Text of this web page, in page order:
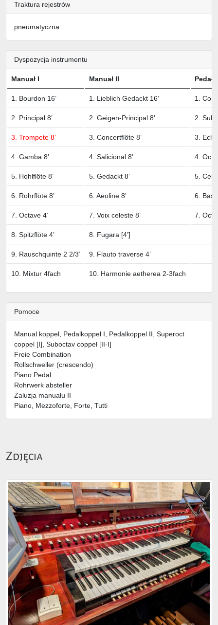
Traktura rejestrów
pneumatyczna
Dyspozycja instrumentu
Manuał I Manuał II Pedał
1. Bourdon 16’ 1. Lieblich Gedackt 16’ 1.
2. Principal 8’ 2. Geigen-Principal 8’ 2.
3. Trompete 8’ 3. Concertflöte 8’ 3.
4. Gamba 8’ 4. Salicional 8’ 4.
5. Hohlflöte 8’ 5. Gedackt 8’ 5. Cello
6. Rohrflöte 8’ 6. Aeoline 8’ 6.
7. Octave 4’ 7. Voix celeste 8’ 7.
8. Spitzflöte 4’ 8. Fugara [4’]
9. Rauschquinte 2 2/3’ 9. Flauto traverse 4’
10. Mixtur 4fach 10. Harmonie aetherea 2-3fach
Pomoce
Manual koppel, Pedalkoppel I, Pedalkoppel II, Superoct
coppel [I], Suboctav coppel [II-I]
Freie Combination
Rollschweller (crescendo)
Piano Pedal
Rohrwerk absteller
Żaluzja manuału II
Piano, Mezzoforte, Forte, Tutti
Zdjęcia